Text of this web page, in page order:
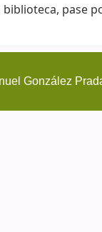
biblioteca, pase
González